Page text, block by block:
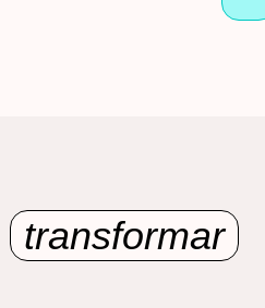
transformar